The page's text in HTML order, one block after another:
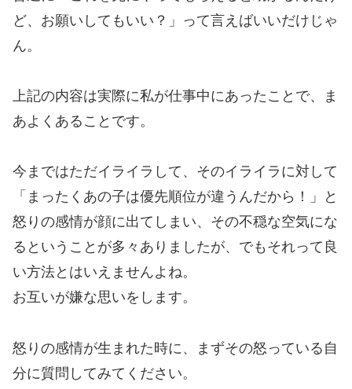
ど、お願いしてもいい？」って言えばいいだけじゃ
ん。
上記の内容は実際に私が仕事中にあったことで、ま
あよくあることです。
今まではただイライラして、そのイライラに対して
「まったくあの子は優先順位が違うんだから！」と
怒りの感情が顔に出てしまい、その不穏な空気にな
るということが多々ありましたが、でもそれって良
い方法とはいえませんよね。
お互いが嫌な思いをします。
怒りの感情が生まれた時に、まずその怒っている自
分に質問してみてください。